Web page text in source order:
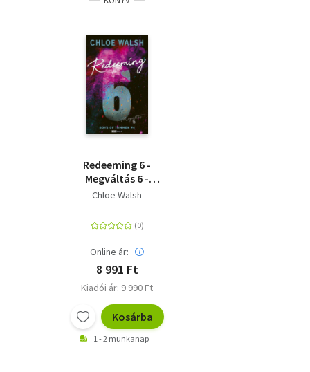
Redeeming 6 -
Megváltás 6 -
(Különleges kiadás)
Chloe Walsh
Online ár:
8 991 Ft
Kiadói ár: 9 990 Ft
Kosárba
1 - 2 munkanap